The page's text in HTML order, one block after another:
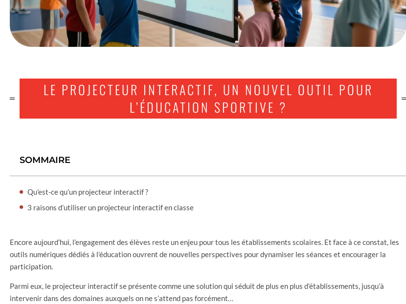
LE PROJECTEUR INTERACTIF, UN NOUVEL OUTIL POUR
L’ÉDUCATION SPORTIVE ?
SOMMAIRE
Qu’est-ce qu’un projecteur interactif ?
3 raisons d’utiliser un projecteur interactif en classe
Encore aujourd’hui, l’engagement des élèves reste un enjeu pour tous les établissements scolaires. Et face à ce constat, les
outils numériques dédiés à l’éducation ouvrent de nouvelles perspectives pour dynamiser les séances et encourager la
participation.
Parmi eux, le projecteur interactif se présente comme une solution qui séduit de plus en plus d’établissements, jusqu’à
intervenir dans des domaines auxquels on ne s’attend pas forcément…